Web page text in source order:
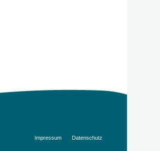
Impressum Datenschutz